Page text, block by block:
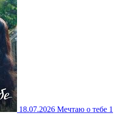
18.07.2026 Мечтаю о тебе 1